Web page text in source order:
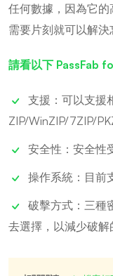
任何數據，因為它
需要片刻就可以解決
請看以下 PassFab
支援：可以支援
ZIP/WinZIP/7ZIP/
安全性：安全性
操作系統：目前
破擊方式：三種
去選擇，以減少破解